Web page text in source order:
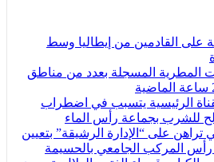
على القادمين من إيطاليا وسط
المطرية المسجلة بعدد من مناطق
الرئيسية يتسبب في اضطراب
للشرب بجماعة رأس الماء
تراهن على “الإدارة الرشيقة” بتعيين
المركب الجامعي بالحسيمة